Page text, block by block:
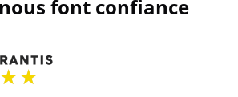
font confiance